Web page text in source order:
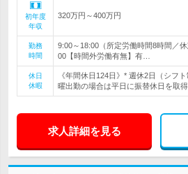
初年度
年収
320万円～400万円
勤務
時間
9:00～18:00（所定労働時間8時間／
00【時間外労働有無】有…
休日
休暇
《年間休日124日》* 週休2日（シフ
曜出勤の場合は平日に振替休日を取
求人詳細を見る